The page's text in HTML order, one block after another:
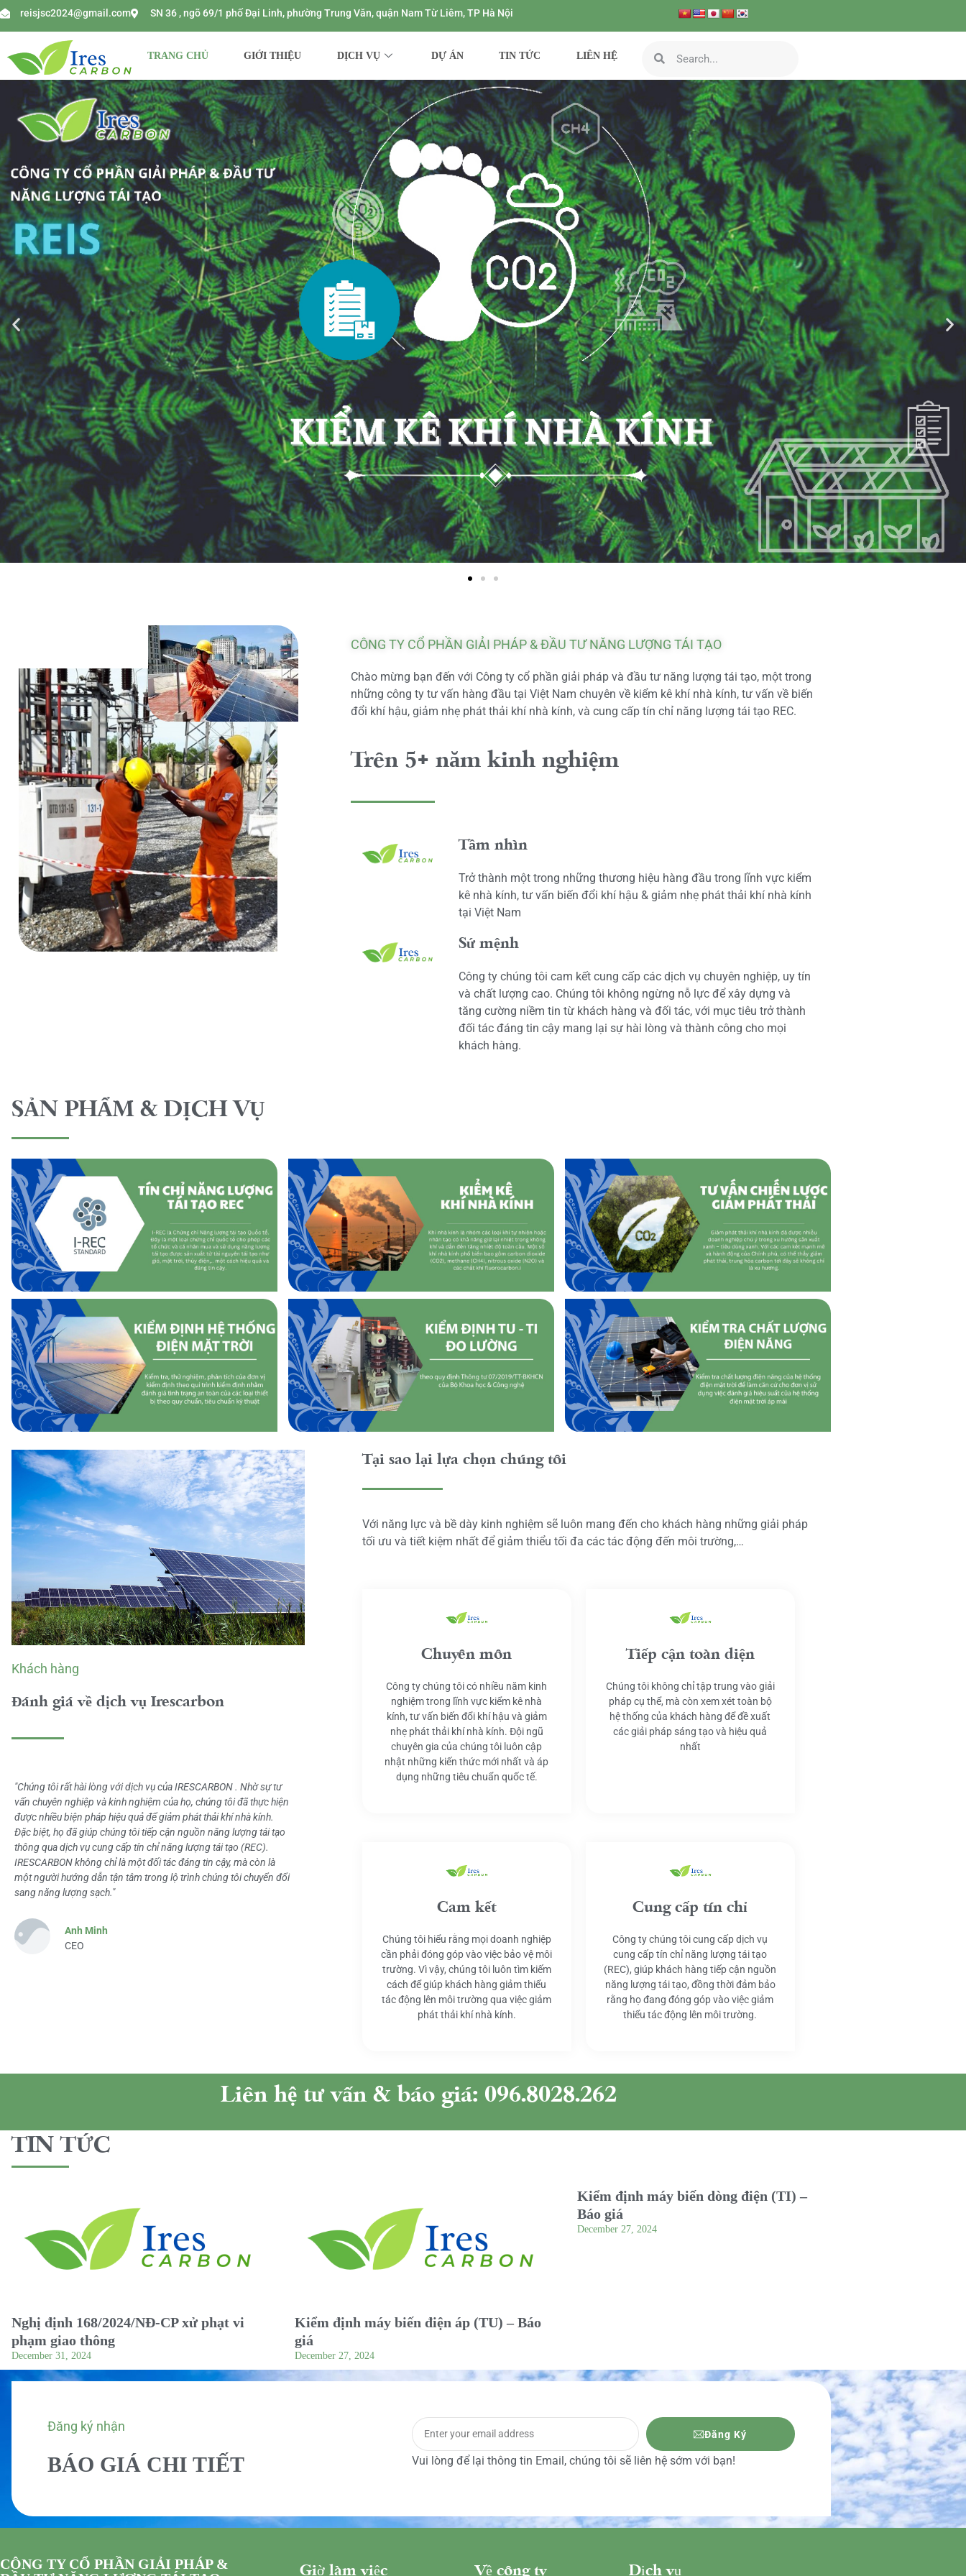
reisjsc2024@gmail.com SN 36 , ngõ 69/1 phố Đại Linh, phường Trung Văn, quận Nam Từ Liêm, TP Hà Nội
TRANG CHỦ GIỚI THIỆU DỊCH VỤ DỰ ÁN TIN TỨC LIÊN HỆ
CÔNG TY CỔ PHẦN GIẢI PHÁP & ĐẦU TƯ NĂNG LƯỢNG TÁI TẠO
Chào mừng bạn đến với Công ty cổ phần giải pháp và đầu tư năng lượng tái tạo, một trong
những công ty tư vấn hàng đầu tại Việt Nam chuyên về kiểm kê khí nhà kính, tư vấn về biến
đổi khí hậu, giảm nhẹ phát thải khí nhà kính, và cung cấp tín chỉ năng lượng tái tạo REC.
Trên 5+ năm kinh nghiệm
Tầm nhìn
Trở thành một trong những thương hiệu hàng đầu trong lĩnh vực kiểm
kê nhà kính, tư vấn biến đổi khí hậu & giảm nhẹ phát thải khí nhà kính
tại Việt Nam
Sứ mệnh
Công ty chúng tôi cam kết cung cấp các dịch vụ chuyên nghiệp, uy tín
và chất lượng cao. Chúng tôi không ngừng nỗ lực để xây dựng và
tăng cường niềm tin từ khách hàng và đối tác, với mục tiêu trở thành
đối tác đáng tin cậy mang lại sự hài lòng và thành công cho mọi
khách hàng.
SẢN PHẨM & DỊCH VỤ
Khách hàng
Đánh giá về dịch vụ Irescarbon
"Chúng tôi rất hài lòng với dịch vụ của IRESCARBON . Nhờ sự tư
vấn chuyên nghiệp và kinh nghiệm của họ, chúng tôi đã thực hiện
được nhiều biện pháp hiệu quả để giảm phát thải khí nhà kính.
Đặc biệt, họ đã giúp chúng tôi tiếp cận nguồn năng lượng tái tạo
thông qua dịch vụ cung cấp tín chỉ năng lượng tái tạo (REC).
IRESCARBON không chỉ là một đối tác đáng tin cậy, mà còn là
một người hướng dẫn tận tâm trong lộ trình chúng tôi chuyển đổi
sang năng lượng sạch."
Anh Minh
CEO
Tại sao lại lựa chọn chúng tôi
Với năng lực và bề dày kinh nghiệm sẽ luôn mang đến cho khách hàng những giải pháp
tối ưu và tiết kiệm nhất để giảm thiểu tối đa các tác động đến môi trường,…
Chuyên môn
Công ty chúng tôi có nhiều năm kinh
nghiệm trong lĩnh vực kiểm kê nhà
kính, tư vấn biến đổi khí hậu và giảm
nhẹ phát thải khí nhà kính. Đội ngũ
chuyên gia của chúng tôi luôn cập
nhật những kiến thức mới nhất và áp
dụng những tiêu chuẩn quốc tế.
Tiếp cận toàn diện
Chúng tôi không chỉ tập trung vào giải
pháp cụ thể, mà còn xem xét toàn bộ
hệ thống của khách hàng để đề xuất
các giải pháp sáng tạo và hiệu quả
nhất
Cam kết
Chúng tôi hiểu rằng mọi doanh nghiệp
cần phải đóng góp vào việc bảo vệ môi
trường. Vì vậy, chúng tôi luôn tìm kiếm
cách để giúp khách hàng giảm thiểu
tác động lên môi trường qua việc giảm
phát thải khí nhà kính.
Cung cấp tín chỉ
Công ty chúng tôi cung cấp dịch vụ
cung cấp tín chỉ năng lượng tái tạo
(REC), giúp khách hàng tiếp cận nguồn
năng lượng tái tạo, đồng thời đảm bảo
rằng họ đang đóng góp vào việc giảm
thiểu tác động lên môi trường.
Liên hệ tư vấn & báo giá: 096.8028.262
TIN TỨC
Nghị định 168/2024/NĐ-CP xử phạt vi
phạm giao thông
December 31, 2024
Kiểm định máy biến điện áp (TU) – Báo
giá
December 27, 2024
Kiểm định máy biến dòng điện (TI) –
Báo giá
December 27, 2024
Đăng ký nhận
BÁO GIÁ CHI TIẾT
Đăng Ký
Vui lòng để lại thông tin Email, chúng tôi sẽ liên hệ sớm với bạn!
CÔNG TY CỔ PHẦN GIẢI PHÁP &
Giờ làm việc Về công ty Dịch vụ